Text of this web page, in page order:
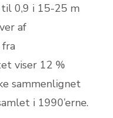
0,9 i 15-25 m
af
viser 12 %
sammenlignet
i 1990’erne.